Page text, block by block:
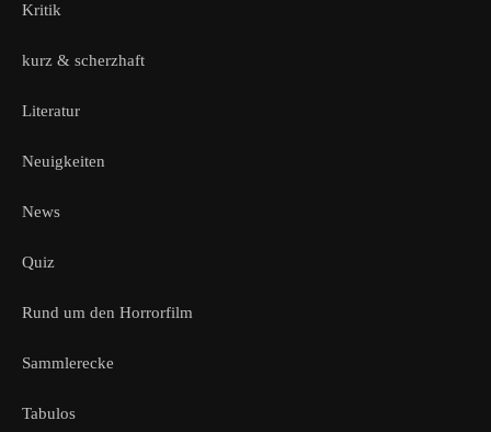
Kritik
kurz & scherzhaft
Literatur
Neuigkeiten
News
Quiz
Rund um den Horrorfilm
Sammlerecke
Tabulos